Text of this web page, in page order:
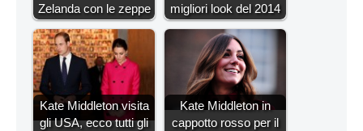
Zelanda con le zeppe
migliori look del 2014
Kate Middleton visita
gli USA, ecco tutti gli
Kate Middleton in
cappotto rosso per il